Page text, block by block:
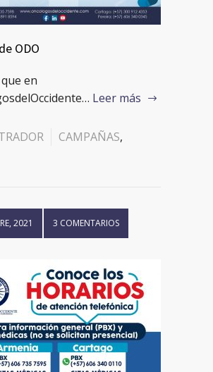
ODO
en
Leer más
CAMPAÑAS,
2021 3 COMENTARIOS